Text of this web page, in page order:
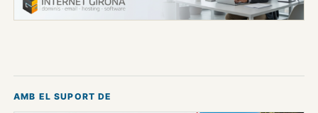
AMB EL SUPORT DE